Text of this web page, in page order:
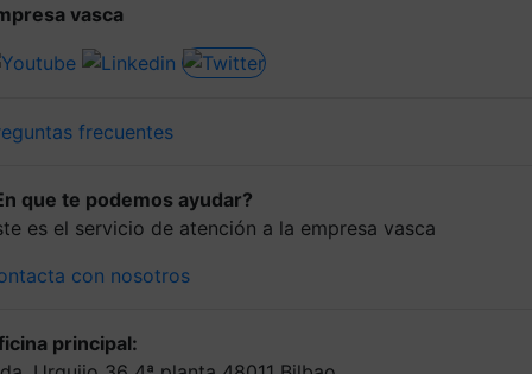
vasca
frecuentes
que te podemos ayudar?
es el servicio de atención a la empresa vasca
con nosotros
principal: